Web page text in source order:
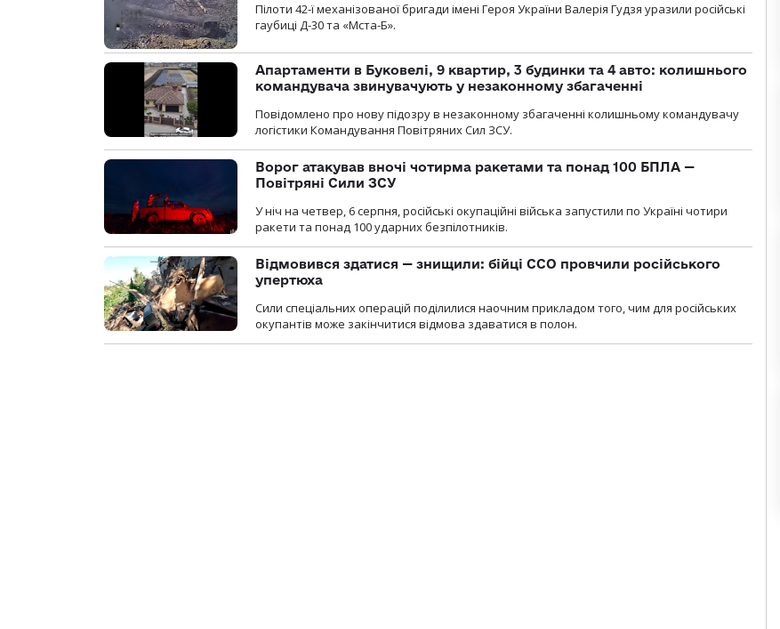
Пілоти 42-ї механізованої бригади імені Героя України Валерія Гудзя уразили російські
гаубиці Д-30 та «Мста-Б».
Апартаменти в Буковелі, 9 квартир, 3 будинки та 4 авто: колишнього
командувача звинувачують у незаконному збагаченні
Повідомлено про нову підозру в незаконному збагаченні колишньому командувачу
логістики Командування Повітряних Сил ЗСУ.
Ворог атакував вночі чотирма ракетами та понад 100 БПЛА —
Повітряні Сили ЗСУ
У ніч на четвер, 6 серпня, російські окупаційні війська запустили по Україні чотири
ракети та понад 100 ударних безпілотників.
Відмовився здатися — знищили: бійці ССО провчили російського
упертюха
Сили спеціальних операцій поділилися наочним прикладом того, чим для російських
окупантів може закінчитися відмова здаватися в полон.